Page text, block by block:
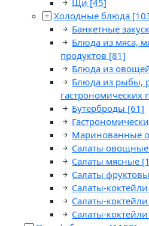
Щи [45]
Холодные блюда
Банкетные
Блюда из мяса,
продуктов [81]
Блюда из
Блюда из рыбы,
гастрономических
Бутерброды [61]
Маринованные
Салаты овощные
Салаты мясные
Салаты
Салаты-
Салаты-
Салаты-